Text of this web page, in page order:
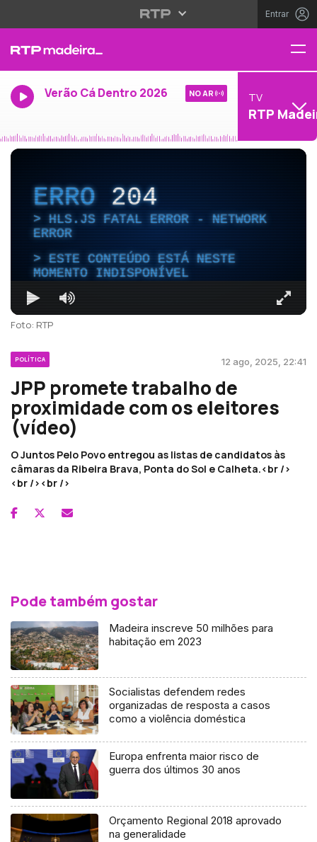
Entrar
Verão Cá Dentro 2026 NO AR TV
RTP
ERRO204
HLS.JS FATAL ERROR - NETWORK
ERROR
ESTE CONTEÚDO ESTÁ NESTE
MOMENTO INDISPONÍVEL
Foto: RTP
POLÍTICA 12 ago, 2025, 22:41
JPP promete trabalho de
proximidade com os eleitores
(vídeo)
O Juntos Pelo Povo entregou as listas de candidatos às
câmaras da Ribeira Brava, Ponta do Sol e Calheta.<br />
<br /><br />
Pode também gostar
Madeira inscreve 50 milhões para
habitação em 2023
Socialistas defendem redes
organizadas de resposta a casos
como a violência doméstica
Europa enfrenta maior risco de
guerra dos últimos 30 anos
Orçamento Regional 2018 aprovado
na generalidade